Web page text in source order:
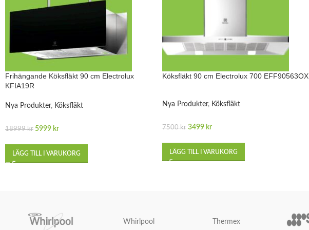
Frihängande Köksfläkt 90 cm Electrolux
KFIA19R
Nya Produkter, Köksfläkt
18999kr 5999 kr
LÄGG TILL I VARUKORG
Köksfläkt 90 cm Electrolux 700 EFF90563OX
Nya Produkter, Köksfläkt
7500kr 3499 kr
LÄGG TILL I VARUKORG
Whirlpool Thermex